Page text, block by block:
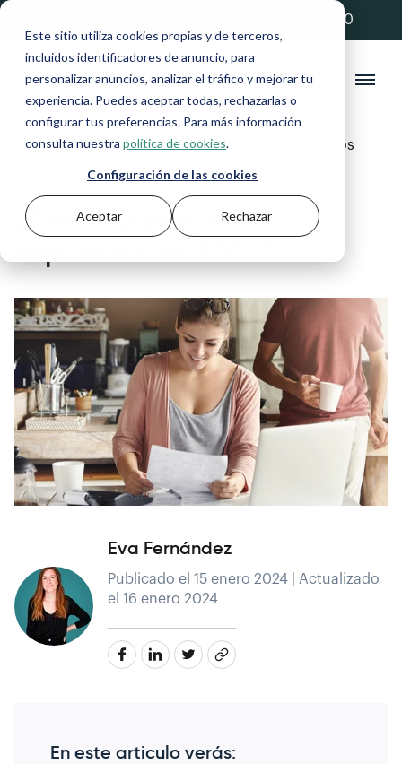
Este sitio utiliza cookies propias y de terceros,
incluidos identificadores de anuncio, para
personalizar anuncios, analizar el tráfico y mejorar tu
experiencia. Puedes aceptar todas, rechazarlas o
configurar tus preferencias. Para más información
consulta nuestra política de cookies.
Configuración de las cookies
Aceptar Rechazar
💚 20% de descuento con el código ANFIX20
Blog >Autónomos y Pymes >¿Cómo presentar los
impuestos en 2024?
¿Cómo presentar los
impuestos en 2024?
Eva Fernández
Publicado el 15 enero 2024 | Actualizado
el 16 enero 2024
En este articulo verás: